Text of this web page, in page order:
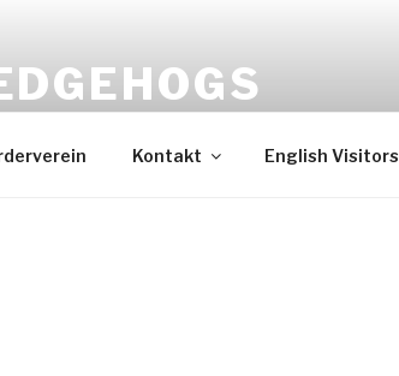
Kontakt English Visitors